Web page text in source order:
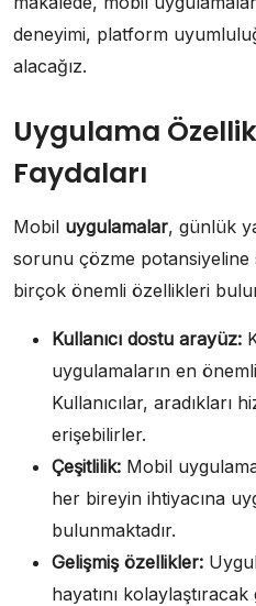
deneyimi, platform
alacağız.
Uygulama
Faydaları
Mobil uygulamalar, günlük
sorunu çözme potansiyeline
birçok önemli özellikleri
Kullanıcı dostu arayüz:
uygulamaların en
Kullanıcılar, aradıkları
erişebilirler.
Çeşitlilik: Mobil
her bireyin ihtiyacına
bulunmaktadır.
Gelişmiş özellikler:
hayatını